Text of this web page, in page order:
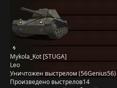
Mykola_Kot [STUGA]
Leo
Уничтожен выстрелом (56Genius56)
Произведено выстрелов14